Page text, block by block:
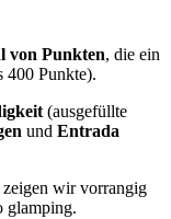
von Punkten, die ein
400 Punkte).
(ausgefüllte
und Entrada
zeigen wir vorrangig
glamping.